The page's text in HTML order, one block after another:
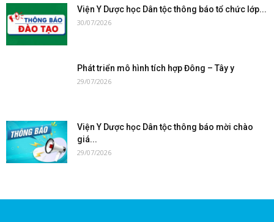
Viện Y Dược học Dân tộc thông báo tổ chức lớp...
30/07/2026
Phát triển mô hình tích hợp Đông – Tây y
29/07/2026
Viện Y Dược học Dân tộc thông báo mời chào
giá...
29/07/2026